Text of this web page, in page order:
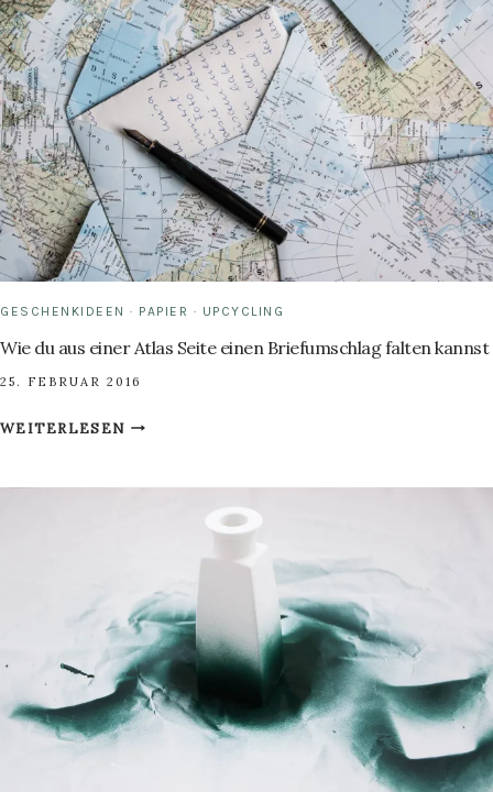
GESCHENKIDEEN · PAPIER · UPCYCLING
Wie du aus einer Atlas Seite einen Briefumschlag falten kannst
25. FEBRUAR 2016
WEITERLESENWIE
BRIEFUMSCHLAG
FALTEN
KANNST